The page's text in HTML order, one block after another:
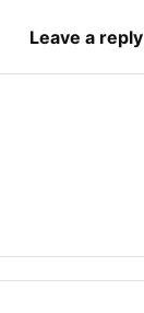
Leave a reply